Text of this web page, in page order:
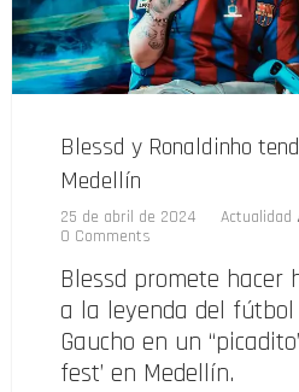
Blessd y Ronaldinho
Medellín
25 de abril de 2024 Actualidad
0 Comments
Blessd promete hacer
a la leyenda del fútbol
Gaucho en un
fest’ en Medellín.